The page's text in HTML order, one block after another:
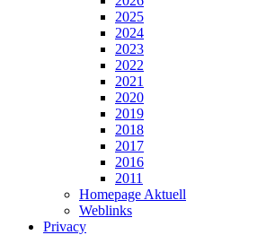
2025
2024
2023
2022
2021
2020
2019
2018
2017
2016
2011
Homepage Aktuell
Weblinks
Privacy